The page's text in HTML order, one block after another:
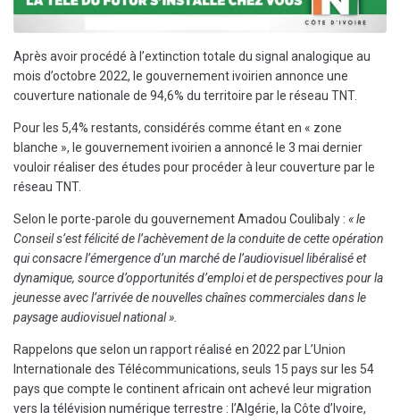
Après avoir procédé à l’extinction totale du signal analogique au
mois d’octobre 2022, le gouvernement ivoirien annonce une
couverture nationale de 94,6% du territoire par le réseau TNT.
Pour les 5,4% restants, considérés comme étant en « zone
blanche », le gouvernement ivoirien a annoncé le 3 mai dernier
vouloir réaliser des études pour procéder à leur couverture par le
réseau TNT.
Selon le porte-parole du gouvernement Amadou Coulibaly : « le
Conseil s’est félicité de l’achèvement de la conduite de cette opération
qui consacre l’émergence d’un marché de l’audiovisuel libéralisé et
dynamique, source d’opportunités d’emploi et de perspectives pour la
jeunesse avec l’arrivée de nouvelles chaînes commerciales dans le
paysage audiovisuel national ».
Rappelons que selon un rapport réalisé en 2022 par L’Union
Internationale des Télécommunications, seuls 15 pays sur les 54
pays que compte le continent africain ont achevé leur migration
vers la télévision numérique terrestre : l’Algérie, la Côte d’Ivoire,